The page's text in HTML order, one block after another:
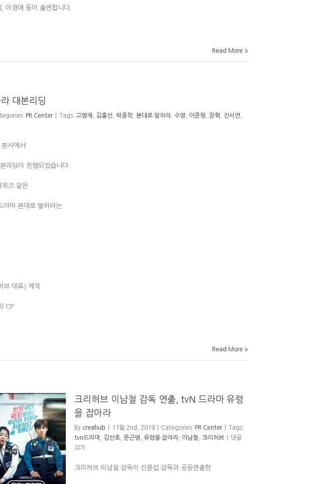
이경애 등이 출연합니다.
Read More
대본리딩
PR Center Tags: 고영재 김홍선 박종학 본대로 말하라 수영 이준형 장혁 진서연
사에서
리딩이 진행되었습니다.
퀴즈 같은
라마 본대로 말하라는
브 대표) 제작
CP
Read More
크리허브 이남철 감독 연출, tvN 드라마 유령
을 잡아라
By creahub 11월 2nd, 2019 Categories: PR Center
Tags:
tvn드라마
김선호 문근영 유령을 잡아라 이남철 크리허브
댓글
끄기
크리허브 이남철 감독이 신윤섭 감독과 공동연출한